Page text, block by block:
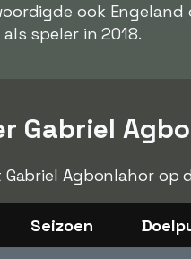
ook
speler in 2018.
Gabriel
Gabriel Agbonlahor
Seizoen